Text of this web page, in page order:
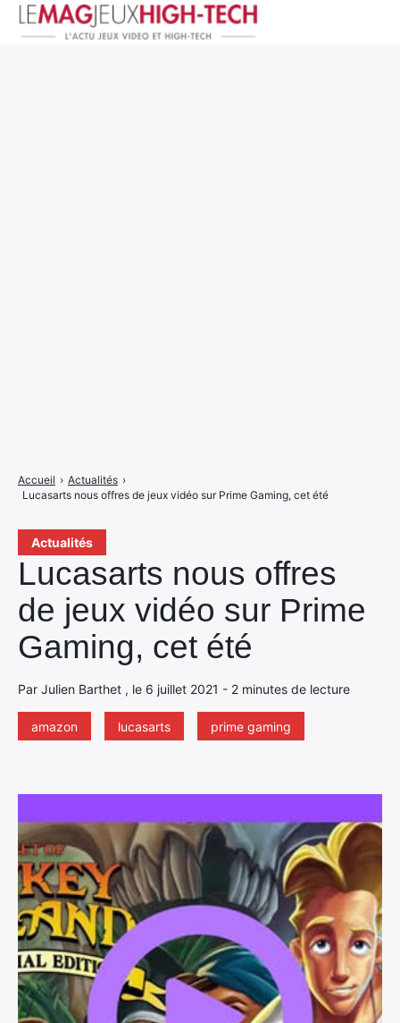
Actualités
Lucasarts nous offres
de jeux vidéo sur Prime
Gaming, cet été
Par Julien Barthet , le 6 juillet 2021 - 2 minutes de lecture
amazon lucasarts prime gaming
Accueil › Actualités ›
Lucasarts nous offres de jeux vidéo sur Prime Gaming, cet été